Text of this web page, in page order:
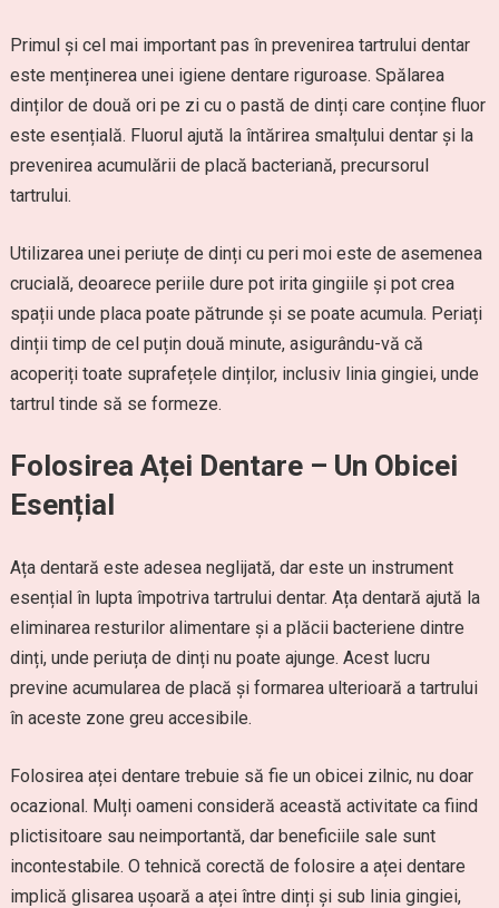
Primul și cel mai important pas în prevenirea tartrului dentar
este menținerea unei igiene dentare riguroase. Spălarea
dinților de două ori pe zi cu o pastă de dinți care conține fluor
este esențială. Fluorul ajută la întărirea smalțului dentar și la
prevenirea acumulării de placă bacteriană, precursorul
tartrului.
Utilizarea unei periuțe de dinți cu peri moi este de asemenea
crucială, deoarece periile dure pot irita gingiile și pot crea
spații unde placa poate pătrunde și se poate acumula. Periați
dinții timp de cel puțin două minute, asigurându-vă că
acoperiți toate suprafețele dinților, inclusiv linia gingiei, unde
tartrul tinde să se formeze.
Folosirea Aței Dentare – Un Obicei
Esențial
Ața dentară este adesea neglijată, dar este un instrument
esențial în lupta împotriva tartrului dentar. Ața dentară ajută la
eliminarea resturilor alimentare și a plăcii bacteriene dintre
dinți, unde periuța de dinți nu poate ajunge. Acest lucru
previne acumularea de placă și formarea ulterioară a tartrului
în aceste zone greu accesibile.
Folosirea aței dentare trebuie să fie un obicei zilnic, nu doar
ocazional. Mulți oameni consideră această activitate ca fiind
plictisitoare sau neimportantă, dar beneficiile sale sunt
incontestabile. O tehnică corectă de folosire a aței dentare
implică glisarea ușoară a aței între dinți și sub linia gingiei,